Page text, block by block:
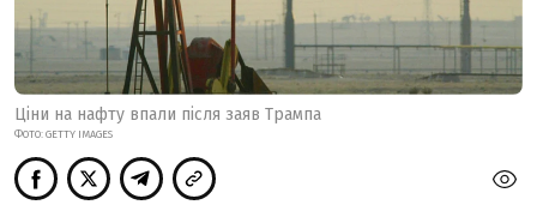
Ціни на нафту впали після заяв Трампа
ФОТО: GETTY IMAGES